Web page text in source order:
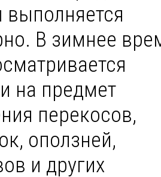
В зимнее
на предмет
перекосов,
оползней,
и других